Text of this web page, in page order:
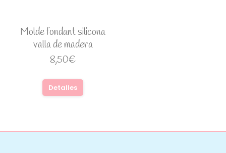
Molde fondant silicona
valla de madera
8,50€
Detalles